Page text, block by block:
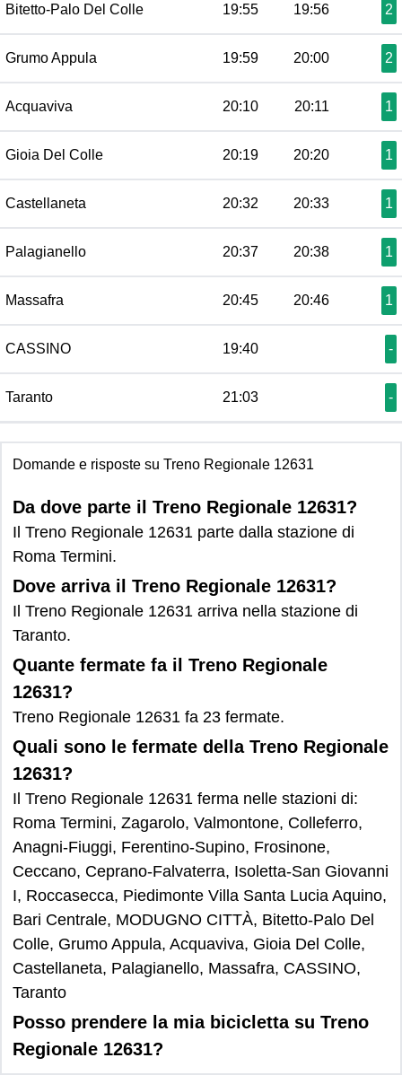
Bitetto-Palo Del Colle 19:55 19:56 2
Grumo Appula 19:59 20:00 2
Acquaviva 20:10 20:11 1
Gioia Del Colle 20:19 20:20 1
Castellaneta 20:32 20:33 1
Palagianello 20:37 20:38 1
Massafra 20:45 20:46 1
CASSINO 19:40 -
Taranto 21:03 -
Domande e risposte su Treno Regionale 12631
Da dove parte il Treno Regionale 12631?
Il Treno Regionale 12631 parte dalla stazione di
Roma Termini.
Dove arriva il Treno Regionale 12631?
Il Treno Regionale 12631 arriva nella stazione di
Taranto.
Quante fermate fa il Treno Regionale
12631?
Treno Regionale 12631 fa 23 fermate.
Quali sono le fermate della Treno Regionale
12631?
Il Treno Regionale 12631 ferma nelle stazioni di:
Roma Termini, Zagarolo, Valmontone, Colleferro,
Anagni-Fiuggi, Ferentino-Supino, Frosinone,
Ceccano, Ceprano-Falvaterra, Isoletta-San Giovanni
I, Roccasecca, Piedimonte Villa Santa Lucia Aquino,
Bari Centrale, MODUGNO CITTÀ, Bitetto-Palo Del
Colle, Grumo Appula, Acquaviva, Gioia Del Colle,
Castellaneta, Palagianello, Massafra, CASSINO,
Taranto
Posso prendere la mia bicicletta su Treno
Regionale 12631?